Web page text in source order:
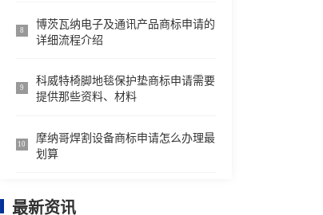
8
博茨瓦纳电子及通讯产品商标申请的
详细流程介绍
9
科威特椅脚地毯保护垫商标申请需要
提供那些资料、材料
10
摩纳哥焊割设备商标申请怎么办理最
划算
最新资讯